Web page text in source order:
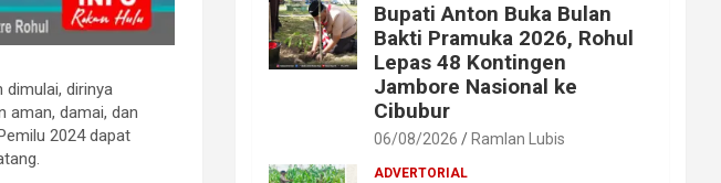
dimulai, dirinya
aman, damai, dan
2024 dapat
Bupati Anton Buka Bulan
Bakti Pramuka 2026, Rohul
Lepas 48 Kontingen
Jambore Nasional ke
Cibubur
06/08/2026 Ramlan Lubis
ADVERTORIAL